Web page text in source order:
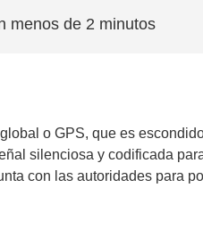
menos de 2 minutos
o GPS, que es
silenciosa y codificada
con las autoridades para